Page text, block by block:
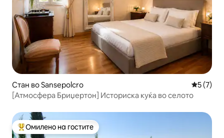
Стан во Sansepolcro
5 (7)
[Атмосфера Бриџертон] Историска куќа во селото
Меѓу најуспешните „Омилени на гостите“
Омилено на гостите